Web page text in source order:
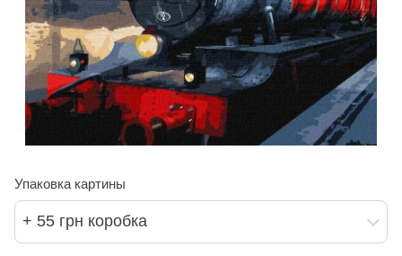
Упаковка картины
+ 55 грн коробка